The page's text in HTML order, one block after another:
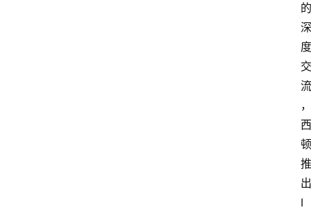
的
深
度
交
流
，
西
顿
推
出
I